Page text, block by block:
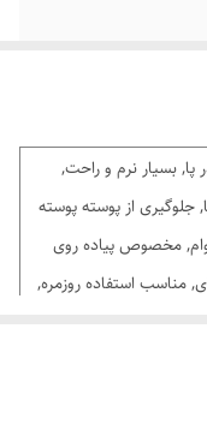
پا, بسیار نرم و راحت,
جلوگیری از پوسته پوسته
مخصوص پیاده روی
استفاده روزمره,